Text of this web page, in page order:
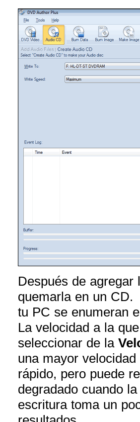
Después de
quemarla en un CD.
tu PC se enumeran
La velocidad a la
seleccionar de la
una mayor
rápido, pero puede
degradado cuando
escritura toma un